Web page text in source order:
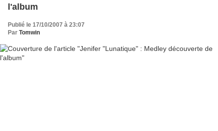
l'album
Publié le 17/10/2007 à 23:07
Par Tomwin